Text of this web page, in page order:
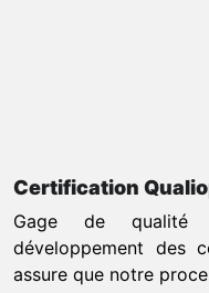
Certification
Gage de qualité
développement des
assure que notre